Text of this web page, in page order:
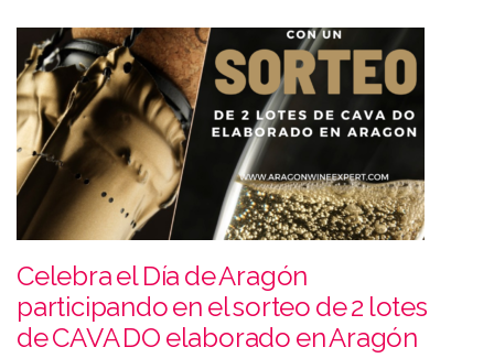
Celebra el Día de Aragón
participando en el sorteo de 2 lotes
de CAVA DO elaborado en Aragón